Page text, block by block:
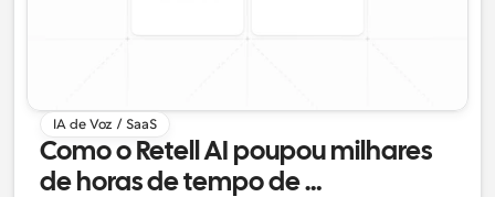
IA de Voz / SaaS
Como o Retell AI poupou milhares
de horas de tempo de